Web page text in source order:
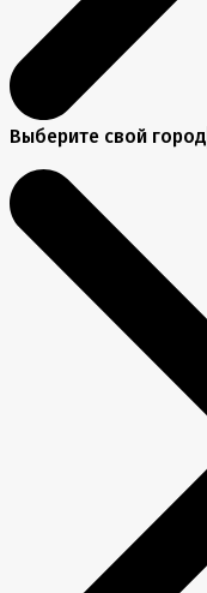
Выберите свой город